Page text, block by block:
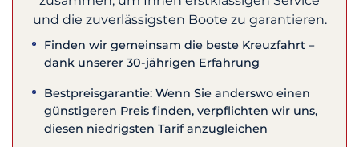
und die zuverlässigsten Boote zu garantieren.
Finden wir gemeinsam die beste Kreuzfahrt –
dank unserer 30-jährigen Erfahrung
Bestpreisgarantie: Wenn Sie anderswo einen
günstigeren Preis finden, verpflichten wir uns,
diesen niedrigsten Tarif anzugleichen